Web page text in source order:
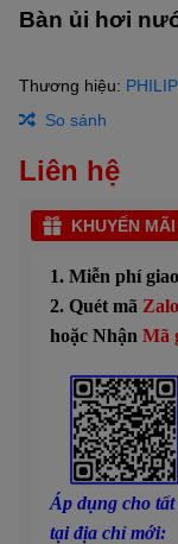
Bàn ủi hơi
Thương hiệu:
So sánh
Liên hệ
KHUYẾN MÃI
1. Miễn phí
2. Quét mã
hoặc Nhận Mã
Áp dụng cho
tại địa chỉ mới: